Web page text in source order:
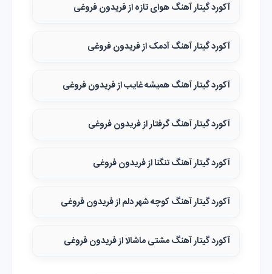
آکورد گیتار آهنگ هوای تازه از فریدون فروغی
آکورد گیتار آهنگ آدمک از فریدون فروغی
آکورد گیتار آهنگ همیشه غایب از فریدون فروغی
آکورد گیتار آهنگ گرفتار از فریدون فروغی
آکورد گیتار آهنگ تنگنا از فریدون فروغی
آکورد گیتار آهنگ کوچه شهر دلم از فریدون فروغی
آکورد گیتار آهنگ مشتی ماشالا از فریدون فروغی